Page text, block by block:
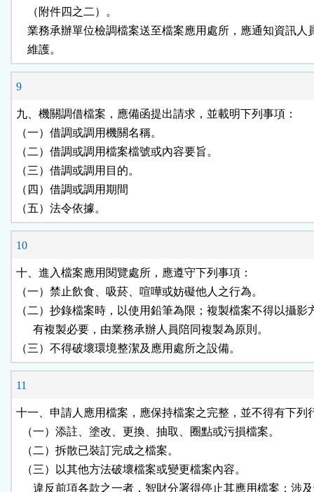
    （附件四之二）。
業務承辦單位檢調檔案送至檔案應用處所，應通知資訊人
    維護。
9
九、機關調借檔案，應備函提出請求，並載明下列事項：
（一）借調或調用機關名稱。
（二）借調或調用檔案檔號或內容要旨。
（三）借調或調用目的。
（四）借調或調用期間
（五）法令依據。
10
十、進入檔案應用閱覽處所，應遵守下列事項：
（一）禁止飲食、吸菸、喧嘩或妨礙他人之行為。
（二）抄錄檔案時，以使用鉛筆為限；複製檔案不得以攝影
      有複製必要，由業務承辦人員陪同複製為原則。
（三）不得破壞環境整潔及應用處所之設備。
11
十一、申請人應用檔案，應保持檔案之完整，並不得有下列
  （一）添註、塗改、更換、抽取、圈點或污損檔案。
  （二）拆散已裝訂完成之檔案。
  （三）以其他方法破壞檔案或變更檔案內容。
違反前項各款之一者，智財分署得停止其應用檔案；涉